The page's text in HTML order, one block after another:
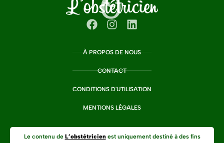
À PROPOS DE NOUS
CONTACT
CONDITIONS D'UTILISATION
MENTIONS LÉGALES
Le contenu de L’obstétricienest uniquement destiné à des fins